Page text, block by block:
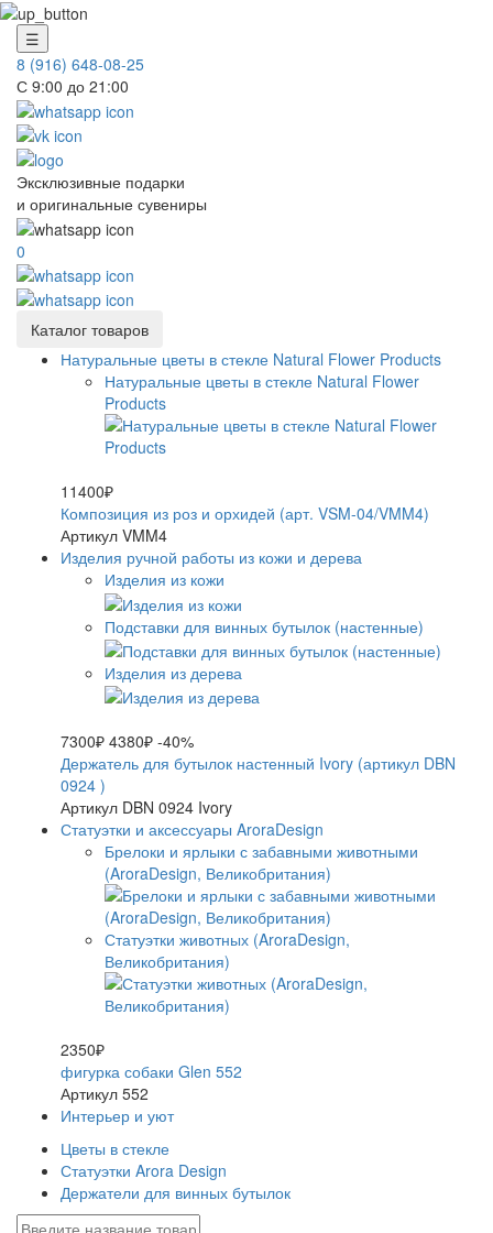
☰
8 (916) 648-08-25
С 9:00 до 21:00
Эксклюзивные подарки
и оригинальные сувениры
0
Каталог товаров
Натуральные цветы в стекле Natural Flower Products
Натуральные цветы в стекле Natural Flower
Products
11400₽
Композиция из роз и орхидей (арт. VSM-04/VMM4)
Артикул VMM4
Изделия ручной работы из кожи и дерева
Изделия из кожи
Подставки для винных бутылок (настенные)
Изделия из дерева
7300₽ 4380₽ -40%
Держатель для бутылок настенный Ivory (артикул DBN
0924 )
Артикул DBN 0924 Ivory
Статуэтки и аксессуары AroraDesign
Брелоки и ярлыки с забавными животными
(AroraDesign, Великобритания)
Статуэтки животных (AroraDesign,
Великобритания)
2350₽
фигурка собаки Glen 552
Артикул 552
Интерьер и уют
Цветы в стекле
Статуэтки Arora Design
Держатели для винных бутылок